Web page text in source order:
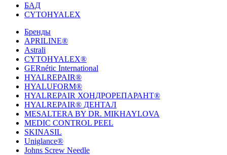
БАД
CYTOHYALEX
Бренды
APRILINE®
Astrali
CYTOHYALEX®
GERnétic International
HYALREPAIR®
HYALUFORM®
HYALREPAIR ХОНДРОРЕПАРАНТ®
HYALREPAIR® ДЕНТАЛ
MESALTERA BY DR. MIKHAYLOVA
MEDIC CONTROL PEEL
SKINASIL
Uniglance®
Johns Screw Needle